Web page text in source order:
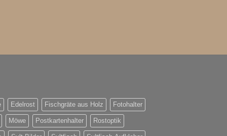
Edelrost Fischgräte aus Holz Fotohalter
Möwe Postkartenhalter Rostoptik